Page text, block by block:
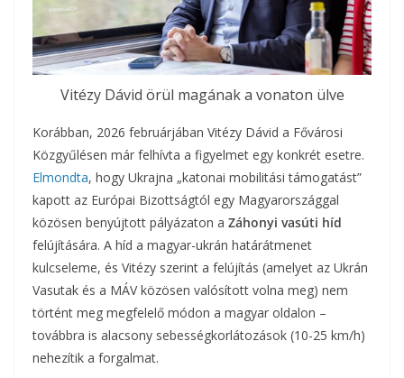
Vitézy Dávid örül magának a vonaton ülve
Korábban, 2026 februárjában Vitézy Dávid a Fővárosi
Közgyűlésen már felhívta a figyelmet egy konkrét esetre.
Elmondta, hogy Ukrajna „katonai mobilitási támogatást”
kapott az Európai Bizottságtól egy Magyarországgal
közösen benyújtott pályázaton a Záhonyi vasúti híd
felújítására. A híd a magyar-ukrán határátmenet
kulcseleme, és Vitézy szerint a felújítás (amelyet az Ukrán
Vasutak és a MÁV közösen valósított volna meg) nem
történt meg megfelelő módon a magyar oldalon –
továbbra is alacsony sebességkorlátozások (10-25 km/h)
nehezítik a forgalmat.